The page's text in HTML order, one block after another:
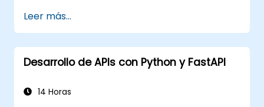
con React.
Habilitar la autenticación en el lado del
servidor y del cliente.
Implementar las bibliotecas de React y
complejas con estado.
Leer más...
Desarrollo de APIs con Python y FastAPI
14 Horas